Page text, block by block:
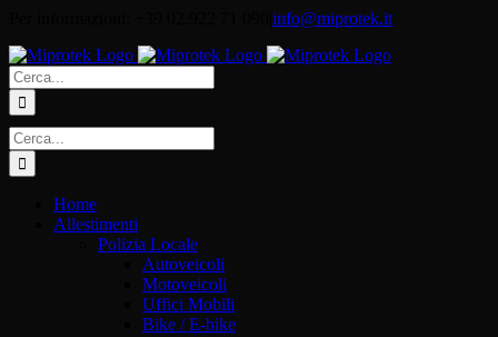
contenuto
info@miprotek.it
Cerca
per:
Cerca
per:
Home
Allestimenti
Polizia Locale
Autoveicoli
Motoveicoli
Uffici Mobili
Bike / E-bike